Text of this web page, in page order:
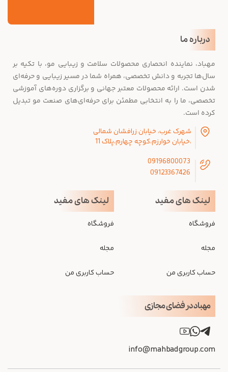
درباره ما
مهباد، نماینده انحصاری محصولات سلامت و زیبایی مو، با تکیه بر
سال‌ها تجربه و دانش تخصصی، همراه شما در مسیر زیبایی و حرفه‌ای
شدن است. ارائه محصولات معتبر جهانی و برگزاری دوره‌های آموزشی
تخصصی، ما را به انتخابی مطمئن برای حرفه‌ای‌های صنعت مو تبدیل
کرده است.
شهرک غرب، خیابان زرافشان شمالی
،خیابان خوارزم،کوچه چهارم،پلاک 11
09196800073
09123367426
لینک های مفید
فروشگاه
مجله
حساب کاربری من
لینک های مفید
فروشگاه
مجله
حساب کاربری من
مهباد در فضای مجازی
info@mahbadgroup.com